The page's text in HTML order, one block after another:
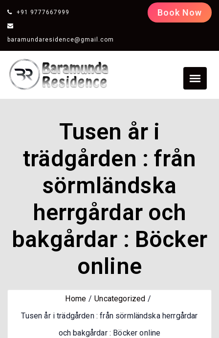
+91 9777667999
baramundaresidence@gmail.com
Book Now
Tusen år i
trädgården : från
sörmländska
herrgårdar och
bakgårdar : Böcker
online
Home
Uncategorized
Tusen år i trädgården : från sörmländska herrgårdar
och bakgårdar : Böcker online